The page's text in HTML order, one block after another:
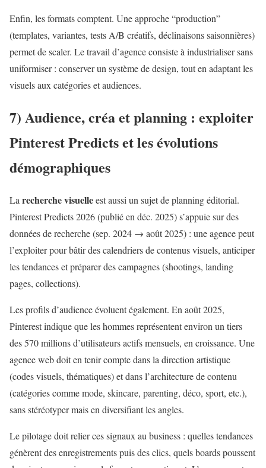
Enfin, les formats comptent. Une approche “production”
(templates, variantes, tests A/B créatifs, déclinaisons saisonnières)
permet de scaler. Le travail d’agence consiste à industrialiser sans
uniformiser : conserver un système de design, tout en adaptant les
visuels aux catégories et audiences.
7) Audience, créa et planning : exploiter
Pinterest Predicts et les évolutions
démographiques
Larecherche visuelleest aussi un sujet de planning éditorial.
Pinterest Predicts 2026 (publié en déc. 2025) s’appuie sur des
données de recherche (sep. 2024 → août 2025) : une agence peut
l’exploiter pour bâtir des calendriers de contenus visuels, anticiper
les tendances et préparer des campagnes (shootings, landing
pages, collections).
Les profils d’audience évoluent également. En août 2025,
Pinterest indique que les hommes représentent environ un tiers
des 570 millions d’utilisateurs actifs mensuels, en croissance. Une
agence web doit en tenir compte dans la direction artistique
(codes visuels, thématiques) et dans l’architecture de contenu
(catégories comme mode, skincare, parenting, déco, sport, etc.),
sans stéréotyper mais en diversifiant les angles.
Le pilotage doit relier ces signaux au business : quelles tendances
génèrent des enregistrements puis des clics, quels boards poussent